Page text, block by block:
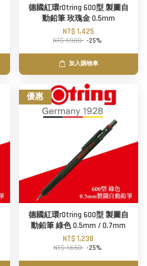
德國紅環rOtring 600型 製圖自
動鉛筆 玫瑰金 0.5mm
NT$ 1,425
NT$ 1,900 -25%
加入購物車
優惠
德國紅環rOtring 600型 製圖自
動鉛筆 綠色 0.5mm / 0.7mm
NT$ 1,238
NT$ 1,650 -25%